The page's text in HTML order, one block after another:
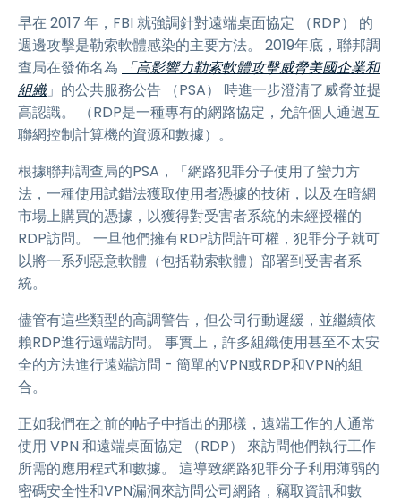
早在 2017 年，FBI 就強調針對遠端桌面協定 （RDP） 的
週邊攻擊是勒索軟體感染的主要方法。 2019年底，聯邦調
查局在發佈名為
「高影響力勒索軟體攻擊威脅美國企業和
組織」的公共服務公告 （PSA） 時進一步澄清了威脅並提
高認識。 （RDP是一種專有的網路協定，允許個人通過互
聯網控制計算機的資源和數據）。
根據聯邦調查局的PSA，「網路犯罪分子使用了蠻力方
法，一種使用試錯法獲取使用者憑據的技術，以及在暗網
市場上購買的憑據，以獲得對受害者系統的未經授權的
RDP訪問。 一旦他們擁有RDP訪問許可權，犯罪分子就可
以將一系列惡意軟體（包括勒索軟體）部署到受害者系
統。
儘管有這些類型的高調警告，但公司行動遲緩，並繼續依
賴RDP進行遠端訪問。 事實上，許多組織使用甚至不太安
全的方法進行遠端訪問 - 簡單的VPN或RDP和VPN的組
合。
正如我們在之前的帖子中指出的那樣，遠端工作的人通常
使用 VPN 和遠端桌面協定 （RDP） 來訪問他們執行工作
所需的應用程式和數據。 這導致網路犯罪分子利用薄弱的
密碼安全性和VPN漏洞來訪問公司網路，竊取資訊和數